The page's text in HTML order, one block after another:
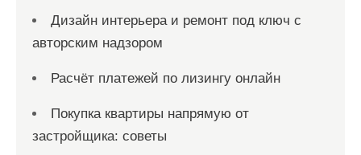
Дизайн интерьера и ремонт под ключ с
авторским надзором
Расчёт платежей по лизингу онлайн
Покупка квартиры напрямую от
застройщика: советы